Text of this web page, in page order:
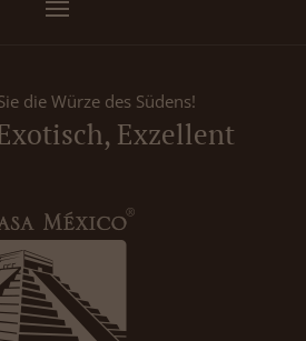
die Würze des Südens!
Exzellent